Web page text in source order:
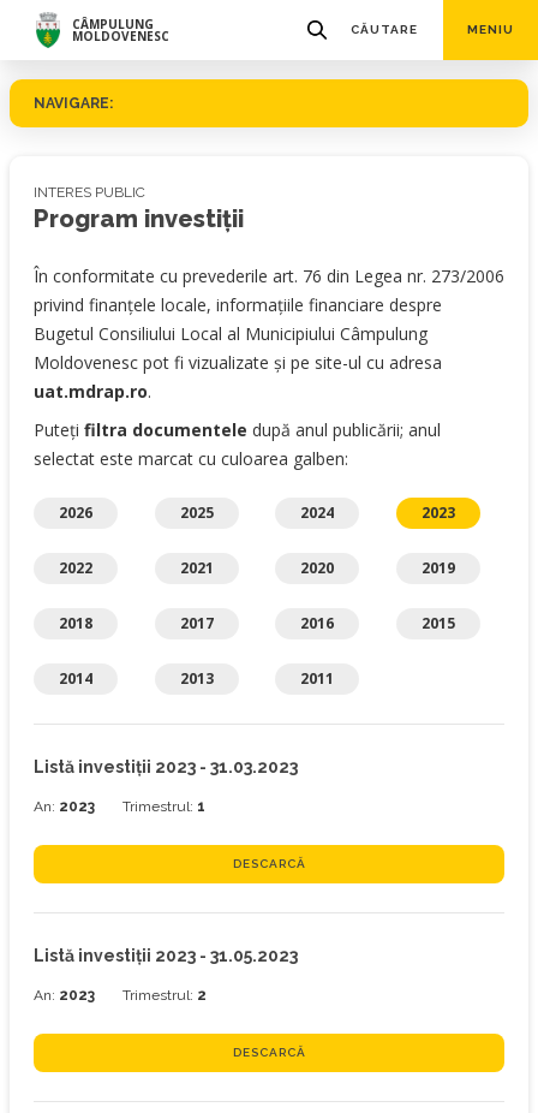
CÂMPULUNG
MOLDOVENESC CĂUTARE MENIU
NAVIGARE:
INTERES PUBLIC
Program investiţii
În conformitate cu prevederile art. 76 din Legea nr. 273/2006
privind finanţele locale, informaţiile financiare despre
Bugetul Consiliului Local al Municipiului Câmpulung
Moldovenesc pot fi vizualizate şi pe site-ul cu adresa
uat.mdrap.ro.
Puteți filtra documentele după anul publicării; anul
selectat este marcat cu culoarea galben:
2026 2025 2024 2023
2022 2021 2020 2019
2018 2017 2016 2015
2014 2013 2011
Listă investiţii 2023 - 31.03.2023
An: 2023 Trimestrul: 1
DESCARCĂ
Listă investiţii 2023 - 31.05.2023
An: 2023 Trimestrul: 2
DESCARCĂ